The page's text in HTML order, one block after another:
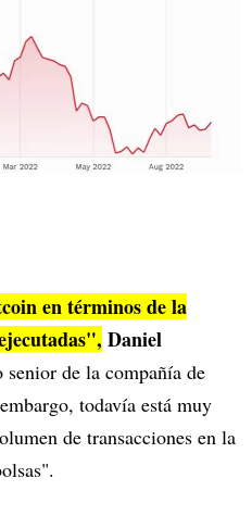
en términos de la
Daniel
de la compañía de
todavía está muy
de transacciones en la